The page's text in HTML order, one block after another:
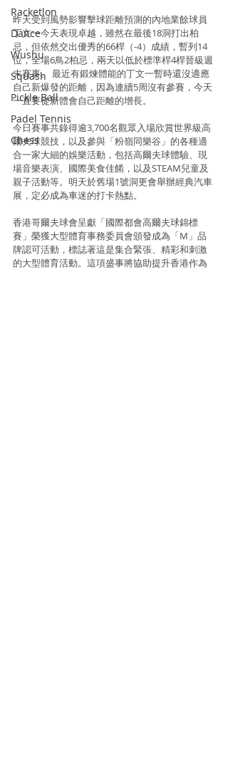
Racketlon
Dance
Wushu
Squash
Pickle Ball
Padel Tennis
Chess
昨天受到風勢影響擊球距離預測的內地業餘球員
丁文一今天表現卓越，雖然在最後18洞打出柏
忌，但依然交出優秀的66桿（-4）成績，暫列14
位，全場6鳥2柏忌，兩天以低於標準桿4桿晉級週
末賽事。 最近有鍛煉體能的丁文一暫時還沒適應
自己新爆發的距離，因為連續5周沒有參賽，今天
一直要從新體會自己距離的增長。
今日賽事共錄得逾3,700名觀眾入場欣賞世界級高
爾夫球競技，以及參與「粉嶺同樂谷」的各種適
合一家大細的娛樂活動，包括高爾夫球體驗、現
場音樂表演、國際美食佳餚，以及STEAM兒童及
親子活動等。明天於舊場1號洞更會舉辦經典汽車
展，定必成為車迷的打卡熱點。
香港哥爾夫球會呈獻「國際都會高爾夫球錦標
賽」榮獲大型體育事務委員會頒發成為「M」品
牌認可活動，標誌著這是集合緊張、精彩和刺激
的大型體育活動。這項盛事將協助提升香港作為